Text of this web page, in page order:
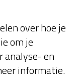
over hoe je
om je
analyse- en
informatie.